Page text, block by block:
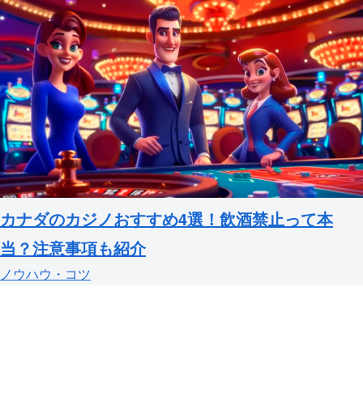
カナダのカジノおすすめ4選！飲酒禁止って本
当？注意事項も紹介
ノウハウ・コツ